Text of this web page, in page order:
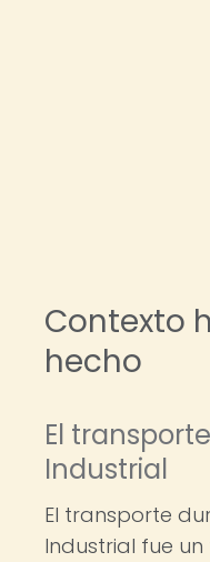
Contexto
hecho
El
Industrial
El transporte
Industrial fue